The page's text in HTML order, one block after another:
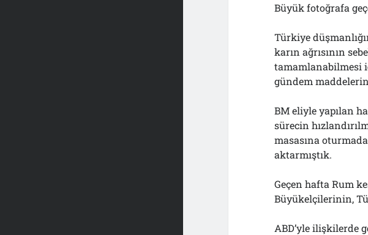
Büyük fotoğrafa
Türkiye
karın ağrısının
tamamlanabilmesi
gündem
BM eliyle yapılan
sürecin
masasına
aktarmıştık.
Geçen hafta Rum
Büyükelçilerinin,
ABD’yle ilişkilerde